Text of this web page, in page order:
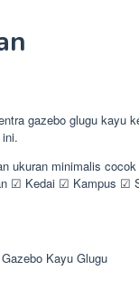
gazebo glugu kayu
ukuran minimalis
Kedai ☑ Kampus ☑
Kayu Glugu